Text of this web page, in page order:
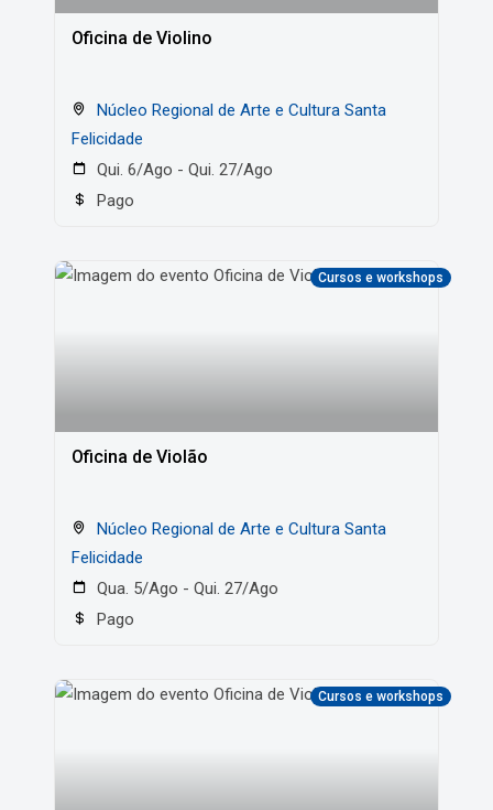
Oficina de Violino
Felicidade
Qui. 6/Ago - Qui. 27/Ago
Pago
Cursos e workshops
Oficina de Violão
Felicidade
Qua. 5/Ago - Qui. 27/Ago
Pago
Cursos e workshops